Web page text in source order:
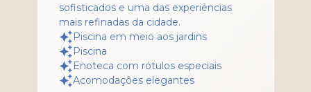
sofisticados e uma das experiências
mais refinadas da cidade.
Piscina em meio aos jardins
Piscina
Enoteca com rótulos especiais
Acomodações elegantes